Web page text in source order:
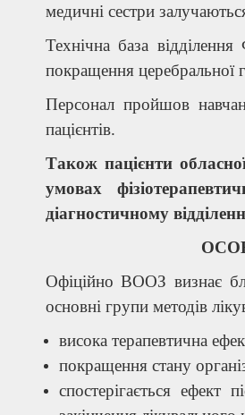
медичні сестри
Технічна база
покращення церебральної
Персонал пройшов
пацієнтів.
Також пацієнти
умовах
діагностичному
Офіційно ВООЗ визнає
основні групи методів
висока терапевтична
покращення стану
спостерігається ефект